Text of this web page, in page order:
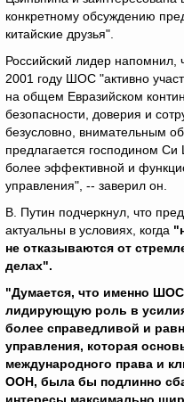
конкретному обсуждению
китайские друзья".
Российский лидер напомнил,
2001 году ШОС "активно
на общем Евразийском
безопасности, доверия и
безусловно, внимательным
предлагается господином
более эффективной и
управления", -- заверил он.
В. Путин подчеркнул, что
актуальны в условиях, когда
не отказываются от
делах".
"Думается, что именно
лидирующую роль в
более справедливой и
управления, которая
международного права и
ООН, была бы подлинно